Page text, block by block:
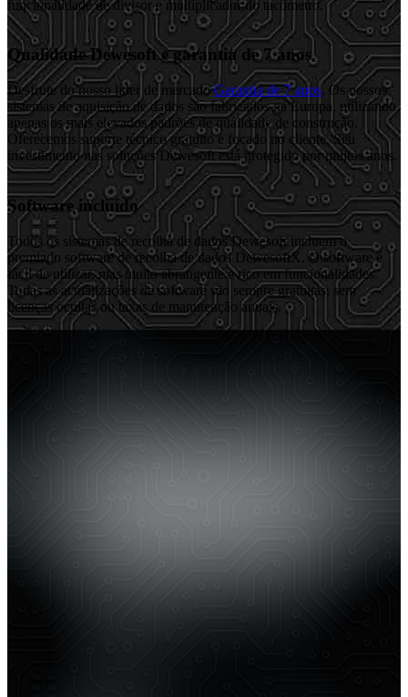
funcionalidade de divisor e multiplicador do tacômetro.
Qualidade Dewesoft e garantia de 7 anos
Desfrute do nosso líder de mercadoGarantia de 7 anos . Os nossos
sistemas de aquisição de dados são fabricados na Europa, utilizando
apenas os mais elevados padrões de qualidade de construção.
Oferecemos suporte técnico gratuito e focado no cliente. Seu
investimento nas soluções Dewesoft está protegido por muitos anos.
Software incluído
Todos os sistemas de recolha de dados Dewesoft incluem o
premiado software de recolha de dados DewesoftX. O software é
fácil de utilizar, mas muito abrangente e rico em funcionalidades.
Todas as actualizações de software são sempre gratuitas, sem
licenças ocultas ou taxas de manutenção anuais.